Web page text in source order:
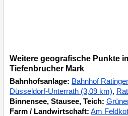
Weitere geografische Punkte
Tiefenbrucher Mark
Bahnhofsanlage: Bahnhof
Düsseldorf-Unterrath (3,09 km),
Binnensee, Stausee, Teich:
Farm / Landwirtschaft: Am